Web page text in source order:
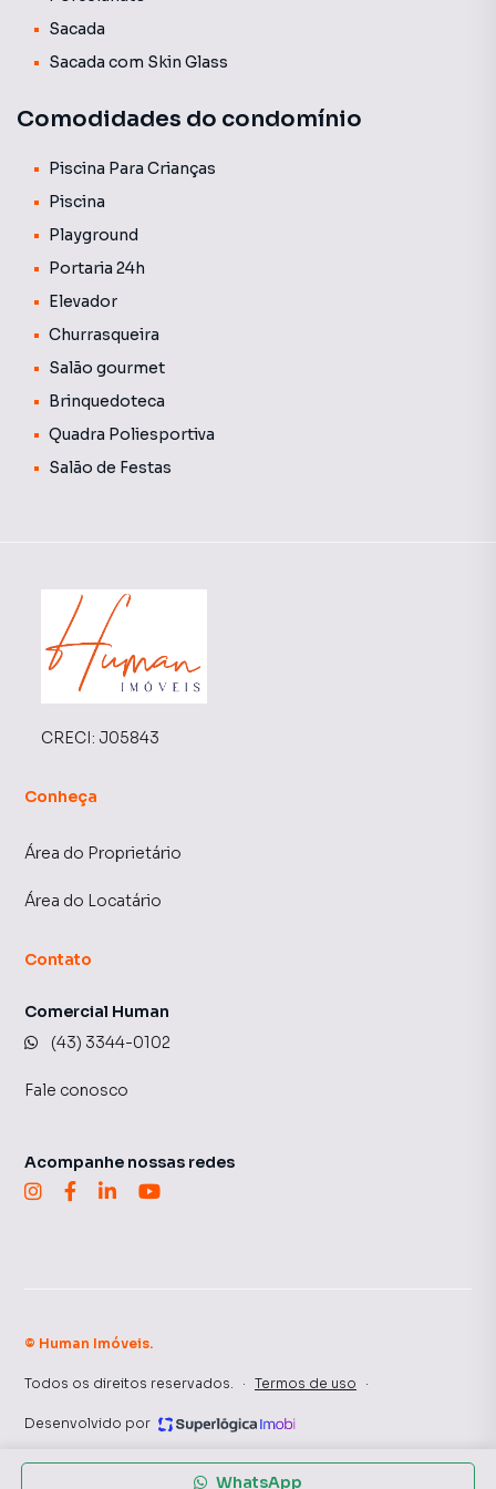
edifício. As tarifas de água e gás não estão incluídas nessa
média e geralmente são cobradas juntamente com o
boleto do condomínio.
Sacada
Sacada com Skin Glass
Comodidades do condomínio
Piscina Para Crianças
Piscina
Playground
Portaria 24h
Elevador
Churrasqueira
Salão gourmet
Brinquedoteca
Quadra Poliesportiva
Salão de Festas
WhatsApp
CRECI: J05843
Conheça
Área do Proprietário
Área do Locatário
Contato
Comercial Human
(43) 3344-0102
Fale conosco
Acompanhe nossas redes
© Human Imóveis.
Todos os direitos reservados. · Termos de uso ·
Desenvolvido por